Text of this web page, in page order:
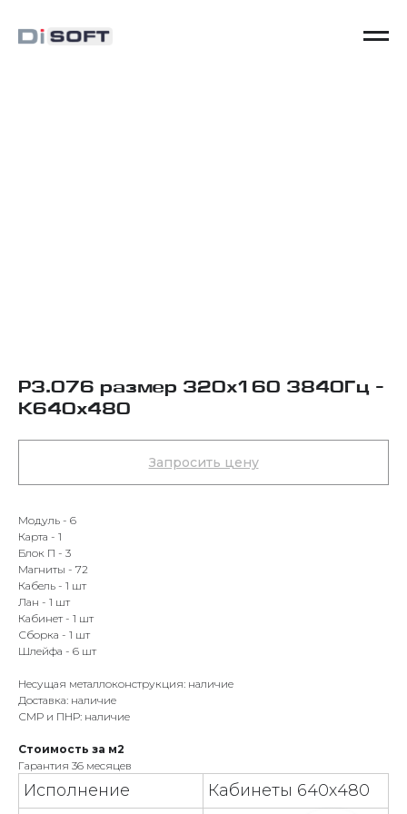
P3.076 размер 320х160 3840Гц -
К640х480
Запросить цену
Модуль - 6
Карта - 1
Блок П - 3
Магниты - 72
Кабель - 1 шт
Лан - 1 шт
Кабинет - 1 шт
Сборка - 1 шт
Шлейфа - 6 шт
Несущая металлоконструкция: наличие
Доставка: наличие
СМР и ПНР: наличие
Стоимость за м2
Гарантия 36 месяцев
Исполнение Кабинеты 640х480